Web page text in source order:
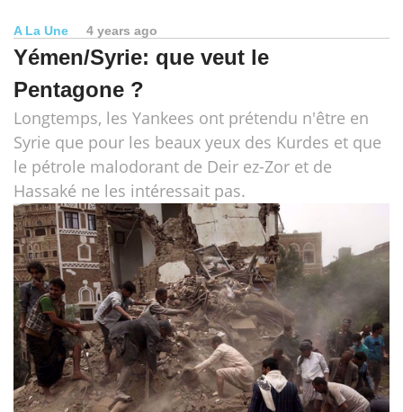
A La Une 4 years ago
Yémen/Syrie: que veut le
Pentagone ?
Longtemps, les Yankees ont prétendu n'être en
Syrie que pour les beaux yeux des Kurdes et que
le pétrole malodorant de Deir ez-Zor et de
Hassaké ne les intéressait pas.